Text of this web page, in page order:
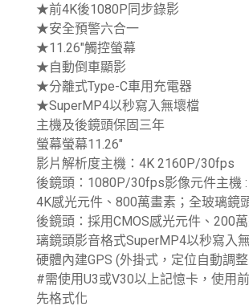
★前4K後1080P同步錄影
★安全預警六合一
★11.26″觸控螢幕
★自動倒車顯影
★分離式Type-C車用充電器
★SuperMP4以秒寫入無壞檔
主機及後鏡頭保固三年
螢幕螢幕11.26″
影片解析度主機：4K 2160P/30fps
後鏡頭：1080P/30fps影像元件主機 :
4K感光元件、800萬畫素；全玻璃鏡
後鏡頭：採用CMOS感光元件、200
璃鏡頭影音格式SuperMP4以秒寫入
硬體內建GPS (外掛式，定位自動調
#需使用U3或V30以上記憶卡，使用
先格式化